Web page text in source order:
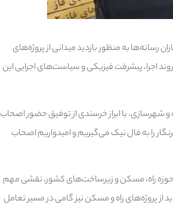
رسانه‌ها به منظور بازدید میدانی از پروژه‌های
اجرا، پیشرفت فیزیکی و سیاست‌های اجرایی این
و شهرسازی، با ابراز خرسندی از توفیق حضور اصحاب
را به فال نیک می‌گیریم و امیدواریم اصحاب
حوزه راه، مسکن و زیرساخت‌های کشور، نقشی مهم
از ‌پروژه‌های راه و مسکن نیز گامی در مسیر تعامل